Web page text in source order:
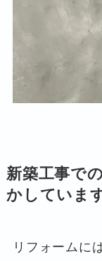
新築工事で
かしていま
リフォームに